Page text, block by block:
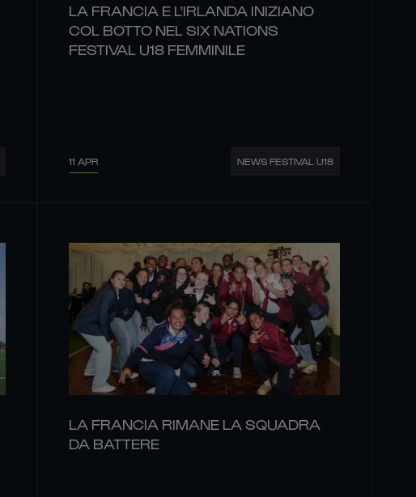
LA FRANCIA E L'IRLANDA INIZIANO
COL BOTTO NEL SIX NATIONS
FESTIVAL U18 FEMMINILE
11 APR NEWS FESTIVAL U18
LA FRANCIA RIMANE LA SQUADRA
DA BATTERE